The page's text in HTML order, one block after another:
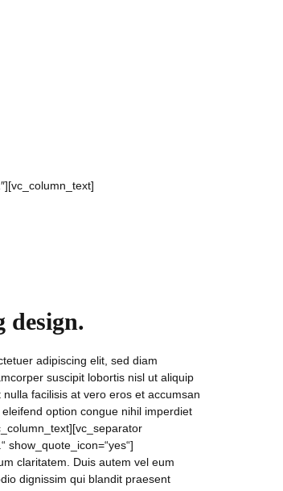
design.
adipiscing elit, sed diam
suscipit lobortis nisl ut aliquip
facilisis at vero eros et accumsan
option congue nihil imperdiet
show_quote_icon=“yes“]
claritatem. Duis autem vel eum
dignissim qui blandit praesent